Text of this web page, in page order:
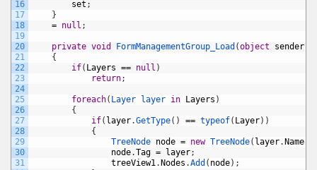
16
17
18
19
20
21
22
23
24
25
26
27
28
29
30
31
set ;
}
= null ;
private void FormManagementGroup_Load (object sender
{
if( Layers == null )
return;
foreach( Layer layer in Layers )
{
if( layer.GetType( ) == typeof( Layer) )
{
TreeNode node = new TreeNode( layer. Name
node.Tag = layer;
treeView1. Nodes .Add ( node) ;